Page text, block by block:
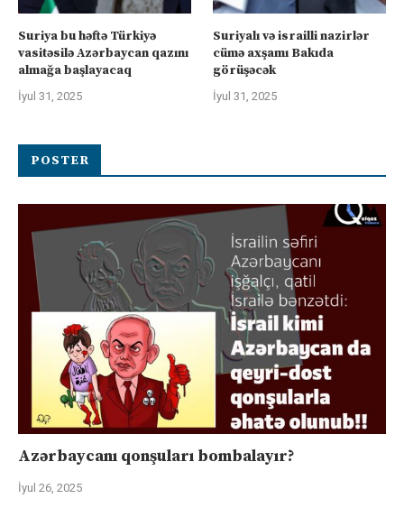
Suriya bu həftə Türkiyə
vasitəsilə Azərbaycan qazını
almağa başlayacaq
İyul 31, 2025
Suriyalı və israilli nazirlər
cümə axşamı Bakıda
görüşəcək
İyul 31, 2025
POSTER
Azərbaycanı qonşuları bombalayır?
İyul 26, 2025